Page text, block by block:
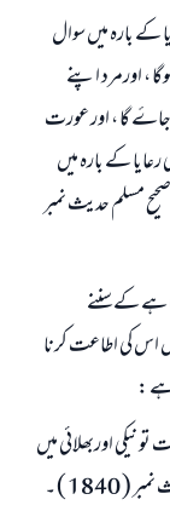
بارہ میں سوال
، اورمرد اپنے
جاۓ گا ، اور عورت
کے بارہ میں
گا ۔۔۔۔ ) صحیح بخاری حدیث نمبر ( 893 ) صحیح مسلم حديث نمبر
ہے کے سننے
کی اطاعت کرنا
ہے :
نیکی اوربھلائی میں